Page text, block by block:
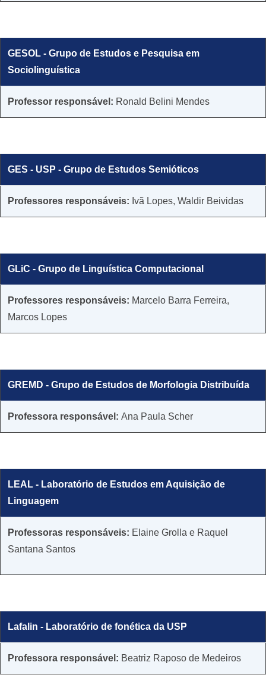
GESOL - Grupo de Estudos e Pesquisa em
Sociolinguística
Professor responsável: Ronald Belini Mendes
GES - USP - Grupo de Estudos Semióticos
​​Professores responsáveis: Ivã Lopes, Waldir Beividas
GLiC - Grupo de Linguística Computacional
​​Professores responsáveis: Marcelo Barra Ferreira,
Marcos Lopes
GREMD - Grupo de Estudos de Morfologia Distribuída
​Professora responsável: Ana Paula Scher
LEAL - Laboratório de Estudos em Aquisição de
Linguagem
​​Professoras responsáveis: Elaine Grolla e Raquel
Santana Santos
Lafalin - Laboratório de fonética da USP
Professora responsável: Beatriz Raposo de Medeiros